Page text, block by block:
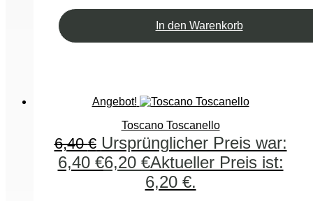
In den Warenkorb
Angebot!
Toscano Toscanello
6,40€ Ursprünglicher Preis war:
6,40 €6,20 €Aktueller Preis ist:
6,20 €.